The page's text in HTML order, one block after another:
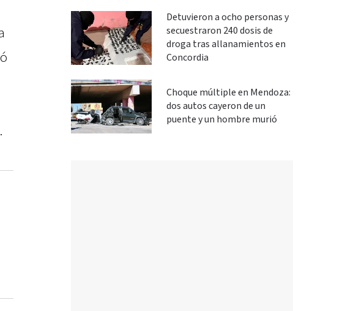
Detuvieron a ocho personas y
secuestraron 240 dosis de
droga tras allanamientos en
Concordia
Choque múltiple en Mendoza:
dos autos cayeron de un
puente y un hombre murió